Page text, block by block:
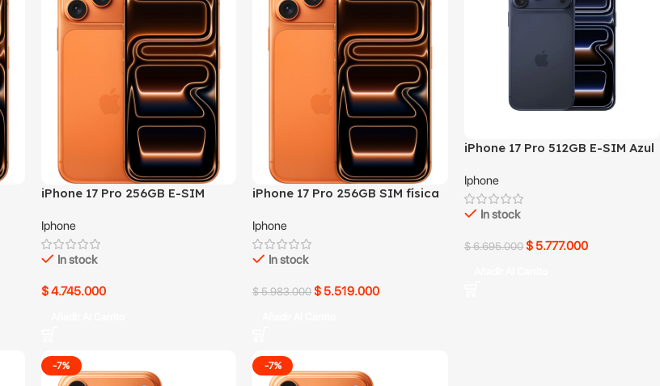
iPhone 17 Pro 256GB E-SIM
Iphone
In stock
$4.745.000
iPhone 17 Pro 256GB SIM física
Iphone
In stock
$5.983.000 $ 5.519.000
iPhone 17 Pro 512GB E-SIM Azul
Iphone
In stock
$6.695.000$ 5.777.000
-7% -7%